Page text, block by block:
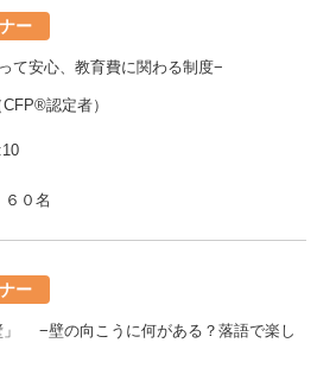
ー
安心、教育費に関わる制度−
認定者）
０名
ー
」 −壁の向こうに何がある？落語で楽し